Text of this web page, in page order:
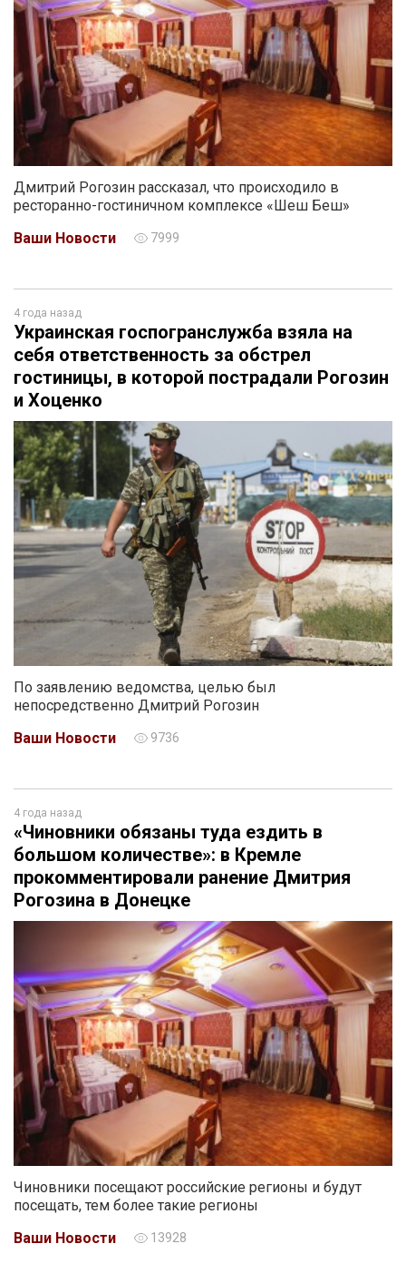
Дмитрий Рогозин рассказал, что происходило в
ресторанно-гостиничном комплексе «Шеш Беш»
Ваши Новости
7999
4 года назад
Украинская госпогранслужба взяла на
себя ответственность за обстрел
гостиницы, в которой пострадали Рогозин
и Хоценко
По заявлению ведомства, целью был
непосредственно Дмитрий Рогозин
Ваши Новости
9736
4 года назад
«Чиновники обязаны туда ездить в
большом количестве»: в Кремле
прокомментировали ранение Дмитрия
Рогозина в Донецке
Чиновники посещают российские регионы и будут
посещать, тем более такие регионы
Ваши Новости
13928